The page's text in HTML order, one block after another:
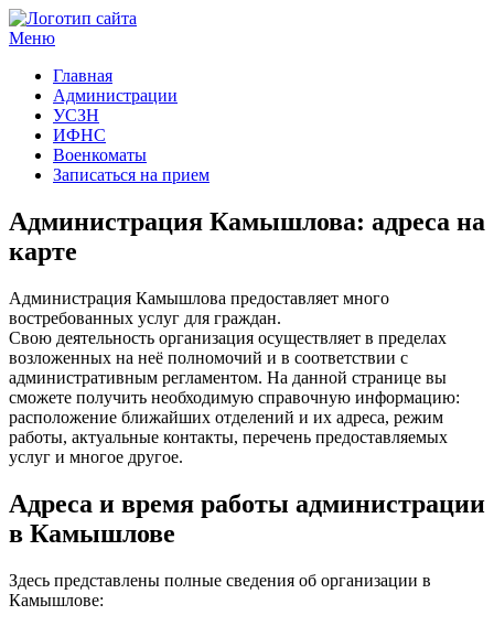
Меню
Главная
Администрации
УСЗН
ИФНС
Военкоматы
Записаться на прием
Администрация Камышлова: адреса на
карте
Администрация Камышлова предоставляет много
востребованных услуг для граждан.
Свою деятельность организация осуществляет в пределах
возложенных на неё полномочий и в соответствии с
административным регламентом. На данной странице вы
сможете получить необходимую справочную информацию:
расположение ближайших отделений и их адреса, режим
работы, актуальные контакты, перечень предоставляемых
услуг и многое другое.
Адреса и время работы администрации
в Камышлове
Здесь представлены полные сведения об организации в
Камышлове: